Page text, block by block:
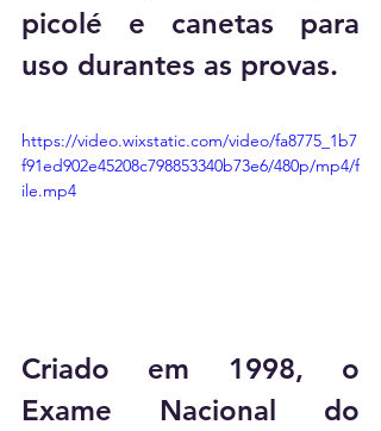
picolé e canetas para
uso durantes as provas.
https://video.wixstatic.com/video/fa8775_1b7
f91ed902e45208c798853340b73e6/480p/mp4/f
ile.mp4
Criado em 1998, o
Exame Nacional do